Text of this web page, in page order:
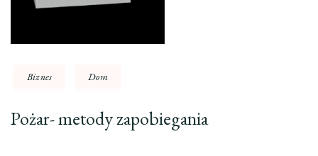
Biznes Dom
Pożar- metody zapobiegania